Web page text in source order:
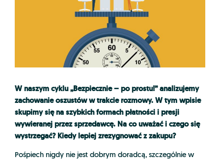
W naszym cyklu „Bezpiecznie – po prostu!” analizujemy
zachowanie oszustów w trakcie rozmowy. W tym wpisie
skupimy się na szybkich formach płatności i presji
wywieranej przez sprzedawcę. Na co uważać i czego się
wystrzegać? Kiedy lepiej zrezygnować z zakupu?
Pośpiech nigdy nie jest dobrym doradcą, szczególnie w